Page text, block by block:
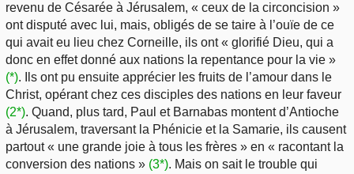
revenu de Césarée à Jérusalem, « ceux de la circoncision »
ont disputé avec lui, mais, obligés de se taire à l’ouïe de ce
qui avait eu lieu chez Corneille, ils ont « glorifié Dieu, qui a
donc en effet donné aux nations la repentance pour la vie »
(*). Ils ont pu ensuite apprécier les fruits de l’amour dans le
Christ, opérant chez ces disciples des nations en leur faveur
(2*). Quand, plus tard, Paul et Barnabas montent d’Antioche
à Jérusalem, traversant la Phénicie et la Samarie, ils causent
partout « une grande joie à tous les frères » en « racontant la
conversion des nations » (3*). Mais on sait le trouble qui